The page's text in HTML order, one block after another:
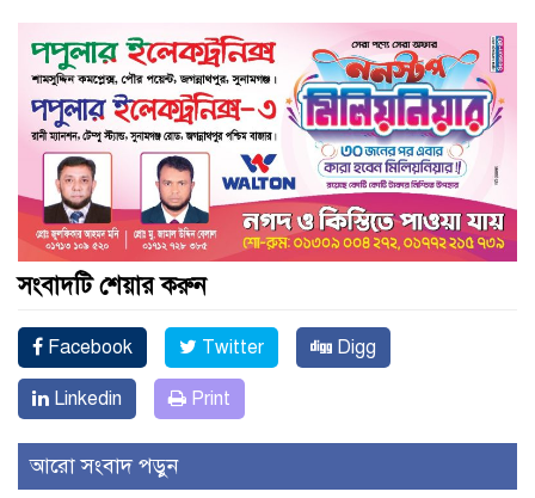
সংবাদটি শেয়ার করুন
Facebook Twitter Digg
Linkedin Print
আরো সংবাদ পড়ুন